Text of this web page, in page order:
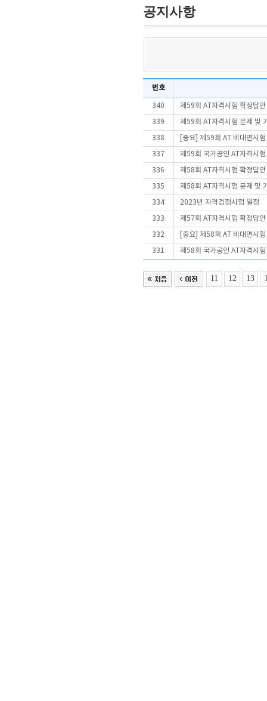
공지사항
번호
340 제59회 AT자격시험 확정답
339 제59회 AT자격시험 문제 및
338 [중요] 제59회 AT 비대면시
337 제59회 국가공인 AT자격시
336 제58회 AT자격시험 확정답
335 제58회 AT자격시험 문제 및
334 2023년 자격검정시험 일정
333 제57회 AT자격시험 확정답
332 [중요] 제58회 AT 비대면시
331 제58회 국가공인 AT자격시
11 12 13